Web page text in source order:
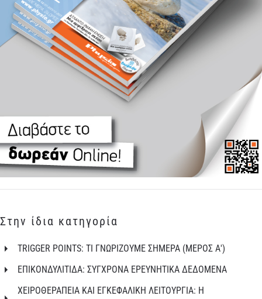
Στην ίδια κατηγορία
TRIGGER POINTS: ΤΙ ΓΝΩΡΙΖΟΥΜΕ ΣΗΜΕΡΑ (ΜΕΡΟΣ Α')
ΕΠΙΚΟΝΔΥΛΙΤΙΔΑ: ΣΥΓΧΡΟΝΑ ΕΡΕΥΝΗΤΙΚΑ ΔΕΔΟΜΕΝΑ
ΧΕΙΡΟΘΕΡΑΠΕΙΑ ΚΑΙ ΕΓΚΕΦΑΛΙΚΗ ΛΕΙΤΟΥΡΓΙΑ: Η